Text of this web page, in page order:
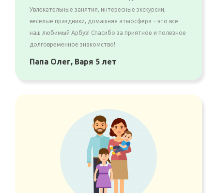
Увлекательные занятия, интересные экскурсии,
веселые праздники, домашняя атмосфера – это все
наш любимый Арбуз! Спасибо за приятное и полезное
долговременное знакомство!
Папа Олег, Варя 5 лет